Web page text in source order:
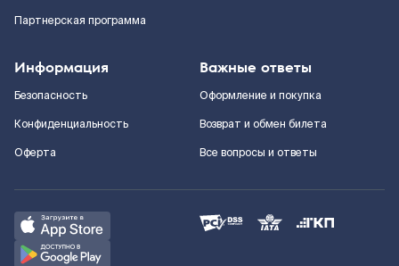
Партнерская программа
Информация
Безопасность
Конфиденциальность
Оферта
Важные ответы
Оформление и покупка
Возврат и обмен билета
Все вопросы и ответы